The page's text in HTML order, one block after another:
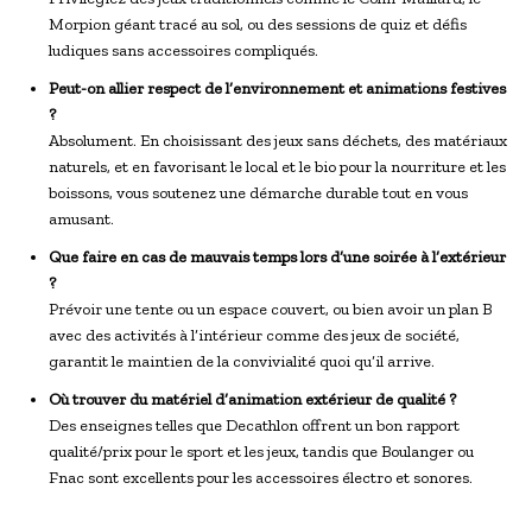
Morpion géant tracé au sol, ou des sessions de quiz et défis
ludiques sans accessoires compliqués.
Peut-on allier respect de l’environnement et animations festives
?
Absolument. En choisissant des jeux sans déchets, des matériaux
naturels, et en favorisant le local et le bio pour la nourriture et les
boissons, vous soutenez une démarche durable tout en vous
amusant.
Que faire en cas de mauvais temps lors d’une soirée à l’extérieur
?
Prévoir une tente ou un espace couvert, ou bien avoir un plan B
avec des activités à l’intérieur comme des jeux de société,
garantit le maintien de la convivialité quoi qu’il arrive.
Où trouver du matériel d’animation extérieur de qualité ?
Des enseignes telles que Decathlon offrent un bon rapport
qualité/prix pour le sport et les jeux, tandis que Boulanger ou
Fnac sont excellents pour les accessoires électro et sonores.